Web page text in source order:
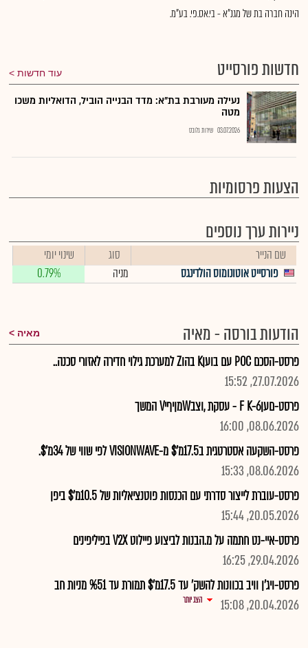
הינה חברה בת של מגנ"א - בי.אס.פי. בע"מ.
חדשות פורסייט עוד חדשות
נעילה מעורבת בת"א: מדד הבנייה הוביל, הדואליות משכו
מטה
03.07.2026 שירות גלובס
הצעות פרסומיות
ניירות ערך נוספים
שם הנייר סוג
שינוי יומי
פורסייט אוטונומוס הולדינגס
מניה 0.79%
הודעות בורסה - מאיה מאיה
פרסט-הסכם POC עם בועןK בהוZ למערכת גילוי חדירה לאזורי סכנה..
27.07.2026, 15:52
פרסט-םעןF K-6 - עסקת ,וצבWמןיףיV המשך
08.06.2026, 16:00
פרסט-השקעה אסטרטגית ב17.5מ'$ מ-VISIONWAVE לפי שווי של 34מ'$.
08.06.2026, 15:33
פרסט-עוברת לייצור סדרתי עם הכנסות פוטנציאליות של 10.5מ'$ ביפן
20.05.2026, 15:44
פרסט-איי-נט חתמה על מ.הבנות לביצוע פיילוט V2X בפיליפינים
29.04.2026, 16:25
פרסט-ויג'ן וויב בכוונות להשק' עד 17.5מ'$ תמורת עד %51 מניות חב
20.04.2026, 15:08
הצג יותר